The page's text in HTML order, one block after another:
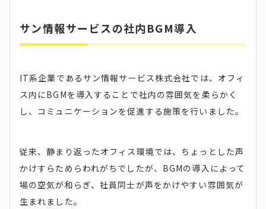
サン情報サービスの社内BGM導入
IT系企業であるサン情報サービス株式会社では、オフィ
ス内にBGMを導入することで社内の雰囲気を柔らかく
し、コミュニケーションを促進する施策を行いました。
従来、静まり返ったオフィス環境では、ちょっとした声
かけすらためらわれがちでしたが、BGMの導入によって
場の空気が和らぎ、社員同士が声をかけやすい雰囲気が
生まれました。